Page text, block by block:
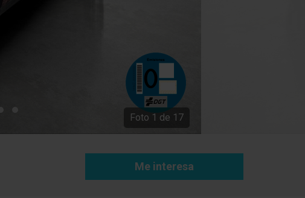
Foto 1 de 17
Me interesa